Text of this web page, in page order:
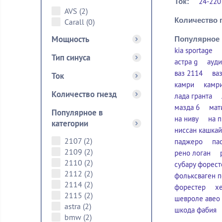
Количество
Популярное
kia sportage
астра g
ауди
ваз 2114
камри
лада гранта
мазда 6
на ниву
на
ниссан кашкай
паджеро
рено логан
субару
фольксваген
форестер
шевроле авео
шкода фабия
AVS (2)
Carall (0)
Мощность
Тип синуса
Ток
Количество гнезд
Популярное в
категории
2107 (2)
2109 (2)
2110 (2)
2112 (2)
2114 (2)
2115 (2)
astra (2)
bmw (2)